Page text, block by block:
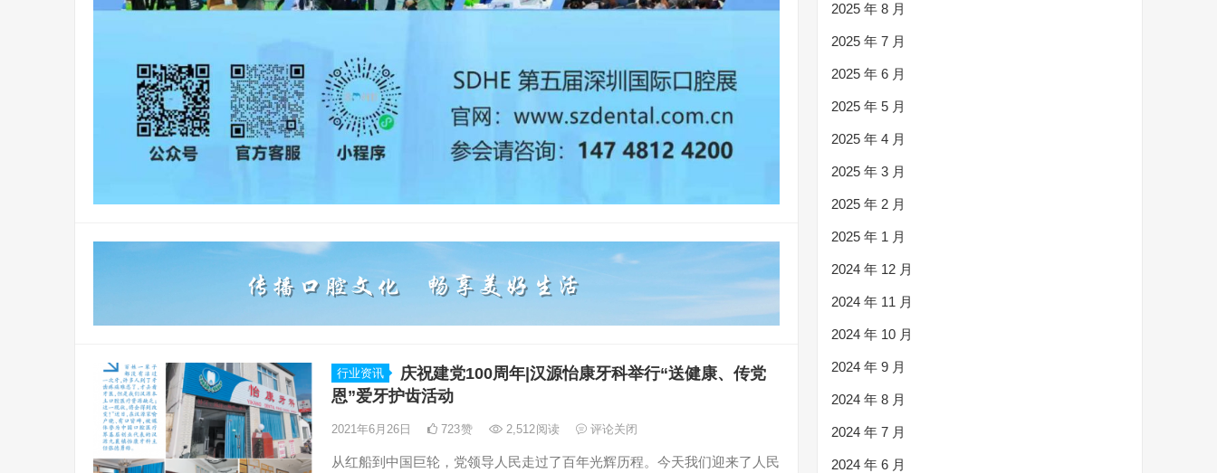
行业资讯
庆祝建党100周年|汉源怡康牙科举行“送健康、传党
恩”爱牙护齿活动
2021年6月26日 723赞 2,512阅读 评论关闭
从红船到中国巨轮，党领导人民走过了百年光辉历程。今天我们迎来了人民
2025 年 8 月
2025 年 7 月
2025 年 6 月
2025 年 5 月
2025 年 4 月
2025 年 3 月
2025 年 2 月
2025 年 1 月
2024 年 12 月
2024 年 11 月
2024 年 10 月
2024 年 9 月
2024 年 8 月
2024 年 7 月
2024 年 6 月